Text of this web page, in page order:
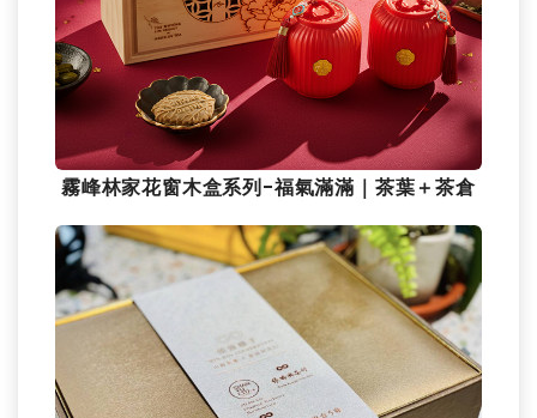
霧峰林家花窗木盒系列-福氣滿滿｜茶葉＋茶倉